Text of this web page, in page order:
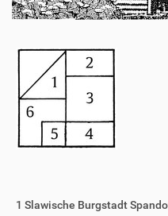
1 Slawische Burgstadt